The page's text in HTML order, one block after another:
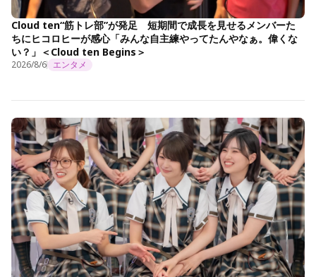
Cloud ten“筋トレ部”が発足 短期間で成長を見せるメンバーた
ちにヒコロヒーが感心「みんな自主練やってたんやなぁ。偉くな
い？」＜Cloud ten Begins＞
2026/8/6 エンタメ